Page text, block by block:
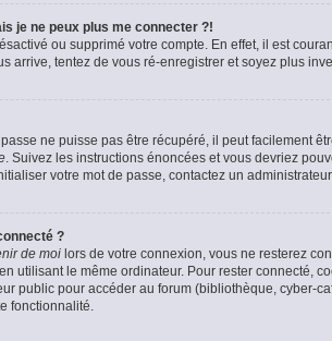
je ne peux plus me connecter ?!
ou supprimé votre compte. En effet, il est
arrive, tentez de vous ré-enregistrer et soyez plus
ne puisse pas être récupéré, il peut facilement
. Suivez les instructions énoncées et vous devriez
votre mot de passe, contactez un
?
de moi lors de votre connexion, vous ne resterez
utilisant le même ordinateur. Pour rester connecté,
public pour accéder au forum (bibliothèque, cyber-
fonctionnalité.